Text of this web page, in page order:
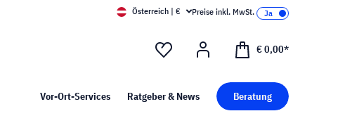
Kunst bei visunext
Österreich | € Preise inkl. MwSt.
€ 0,00*
Vor-Ort-Services Ratgeber & News Beratung